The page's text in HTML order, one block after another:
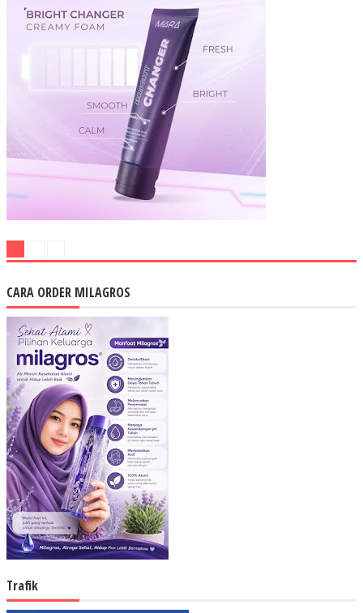
CARA ORDER MILAGROS
Trafik